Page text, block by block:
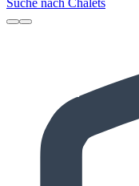
Suche nach Chalets